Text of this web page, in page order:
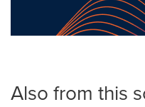
Also from this